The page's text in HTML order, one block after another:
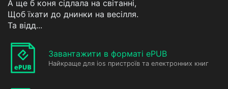
А ще б коня сідлала на світанні,
Щоб їхати до днинки на весілля.
Та відд...
Завантажити в форматі ePUB
Найкраще для ios пристроїв та електронних книг